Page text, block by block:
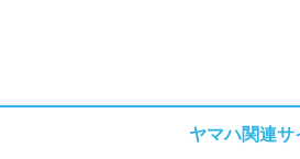
ヤマハ関連サ